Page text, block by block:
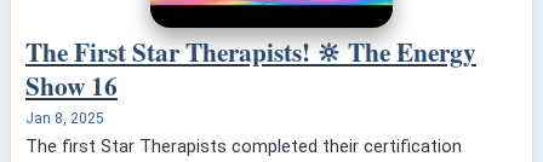
The First Star Therapists! 🔆 The Energy
Show 16
Jan 8, 2025
The first Star Therapists completed their certification